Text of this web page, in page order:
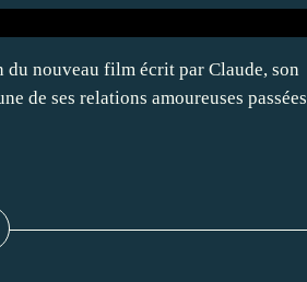
du nouveau film écrit par Claude, son
de ses relations amoureuses passées